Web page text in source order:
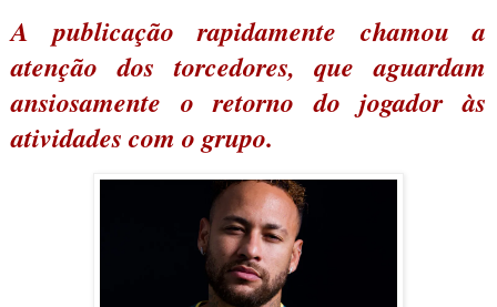
A publicação rapidamente chamou a
atenção dos torcedores, que aguardam
ansiosamente o retorno do jogador às
atividades com o grupo.